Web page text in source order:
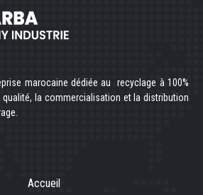
marocaine dédiée au recyclage à 100%
qualité, la commercialisation et la distribution
Accueil